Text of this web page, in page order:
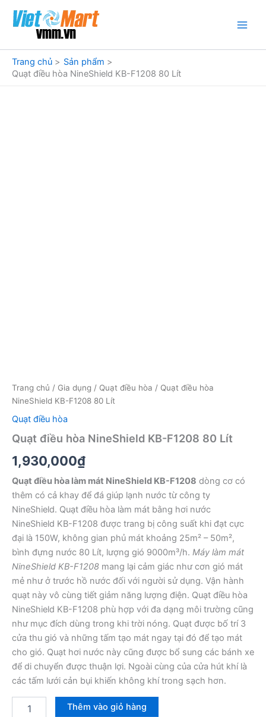
dung
Trang chủ
Sản phẩm
Quạt điều hòa NineShield KB-F1208 80 Lít
Trang chủ / Gia dụng / Quạt điều hòa / Quạt điều hòa
NineShield KB-F1208 80 Lít
Quạt điều hòa
Quạt điều hòa NineShield KB-F1208 80 Lít
1,930,000₫
Quạt điều hòa làm mát NineShield KB-F1208 dòng cơ có
thêm có cả khay để đá giúp lạnh nước từ công ty
NineShield. Quạt điều hòa làm mát bằng hơi nước
NineShield KB-F1208 được trang bị công suất khi đạt cực
đại là 150W, không gian phủ mát khoảng 25m² – 50m²,
bình đựng nước 80 Lít, lượng gió 9000m³/h. Máy làm mát
NineShield KB-F1208 mang lại cảm giác như cơn gió mát
mẻ như ở trước hồ nước đối với người sử dụng. Vận hành
quạt này vô cùng tiết giảm năng lượng điện. Quạt điều hòa
NineShield KB-F1208 phù hợp với đa dạng môi trường cũng
như mục đích dùng trong khi trời nóng. Quạt được bố trí 3
cửa thu gió và những tấm tạo mát ngay tại đó để tạo mát
cho gió. Quạt hơi nước này cũng được bổ sung các bánh xe
để di chuyển được thuận lợi. Ngoài cùng của cửa hút khí là
các tấm lưới cản bụi khiến không khí trong sạch hơn.
Thêm vào giỏ hàng